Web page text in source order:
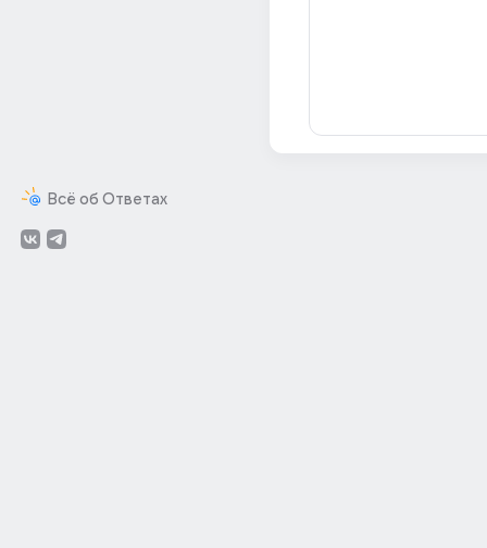
Всё об Ответах